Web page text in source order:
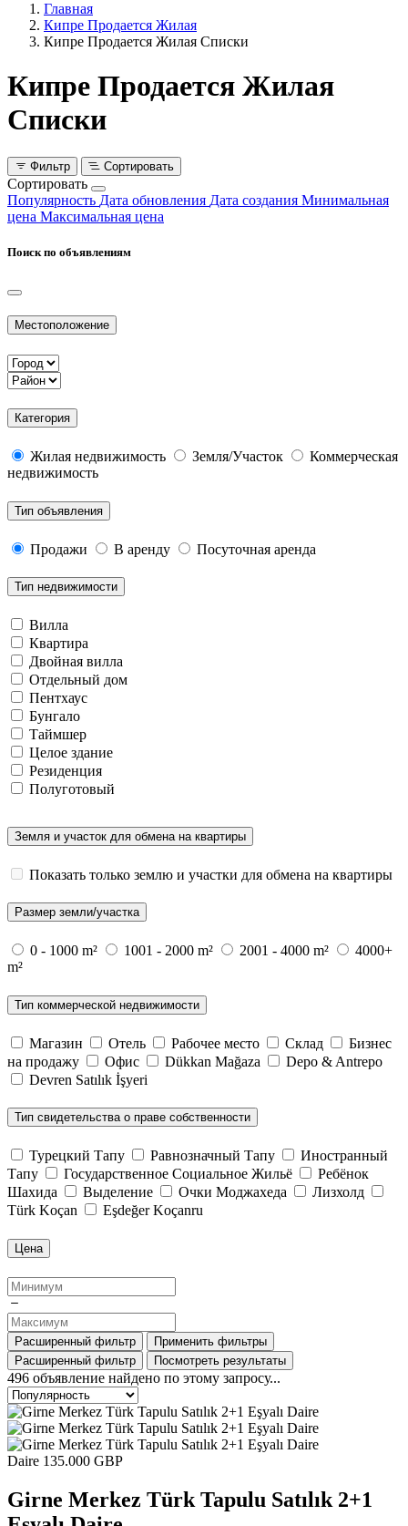
Главная
Кипре Продается Жилая
Кипре Продается Жилая Списки
Кипре Продается Жилая
Списки
Фильтр Сортировать
Сортировать
Популярность Дата обновления Дата создания Минимальная
цена Максимальная цена
Поиск по объявлениям
Местоположение
Категория
Жилая недвижимость Земля/Участок
Коммерческая
недвижимость
Тип объявления
Продажи В аренду Посуточная аренда
Тип недвижимости
Вилла
Квартира
Двойная вилла
Отдельный дом
Пентхаус
Бунгало
Таймшер
Целое здание
Резиденция
Полуготовый
Земля и участок для обмена на квартиры
Показать только землю и участки для обмена на квартиры
Размер земли/участка
0 - 1000 m² 1001 - 2000 m² 2001 - 4000 m²
4000+
m²
Тип коммерческой недвижимости
Магазин Отель Рабочее место Склад
Бизнес
на продажу
Офис Dükkan Mağaza
Depo & Antrepo
Devren Satılık İşyeri
Тип свидетельства о праве собственности
Турецкий Тапу Равнозначный Тапу
Иностранный
Тапу
Государственное Социальное Жильё
Ребёнок
Шахида
Выделение Очки Моджахеда
Лизхолд
Türk Koçan
Eşdeğer Koçanru
Цена
Расширенный фильтр
Применить фильтры
Расширенный фильтр
Посмотреть результаты
496 объявление найдено по этому запросу...
Daire 135.000 GBP
Girne Merkez Türk Tapulu Satılık 2+1